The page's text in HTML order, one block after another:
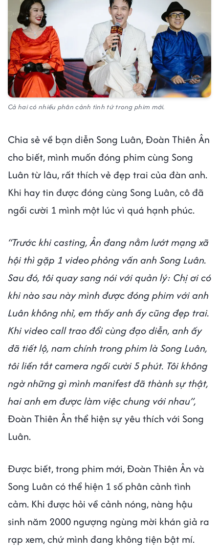
Cả hai có nhiều phân cảnh tình tứ trong phim mới.
Chia sẻ về bạn diễn Song Luân, Đoàn Thiên Ân
cho biết, mình muốn đóng phim cùng Song
Luân từ lâu, rất thích vẻ đẹp trai của đàn anh.
Khi hay tin được đóng cùng Song Luân, cô đã
ngồi cười 1 mình một lúc vì quá hạnh phúc.
“Trước khi casting, Ân đang nằm lướt mạng xã
hội thì gặp 1 video phỏng vấn anh Song Luân.
Sau đó, tôi quay sang nói với quản lý: Chị ơi có
khi nào sau này mình được đóng phim với anh
Luân không nhỉ, em thấy anh ấy cũng đẹp trai.
Khi video call trao đổi cùng đạo diễn, anh ấy
đã tiết lộ, nam chính trong phim là Song Luân,
tôi liền tắt camera ngồi cười 5 phút. Tôi không
ngờ những gì mình manifest đã thành sự thật,
hai anh em được làm việc chung với nhau”,
Đoàn Thiên Ân thể hiện sự yêu thích với Song
Luân.
Được biết, trong phim mới, Đoàn Thiên Ân và
Song Luân có thể hiện 1 số phân cảnh tình
cảm. Khi được hỏi về cảnh nóng, nàng hậu
sinh năm 2000 ngượng ngùng mời khán giả ra
rạp xem, chứ mình đang không tiện bật mí.